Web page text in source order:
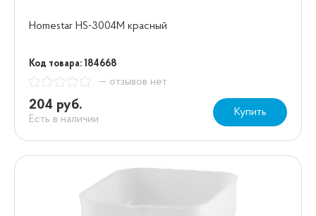
Homestar HS-3004М красный
Код товара: 184668
— отзывов нет
204 руб.
Есть в наличии
Купить